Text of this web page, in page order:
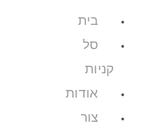
בית
סל
קניות
אודות
צור